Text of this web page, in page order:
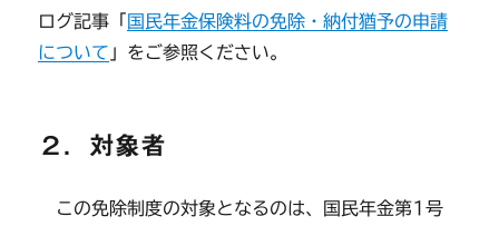
ログ記事「 国民年金保険料の免除・納付猶予の申請
について 」をご参照ください。
２．対象者
この免除制度の対象となるのは、国民年金第1号